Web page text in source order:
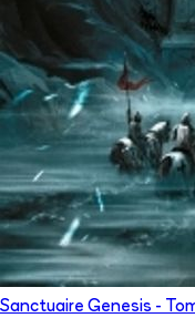
Sanctuaire Genesis -